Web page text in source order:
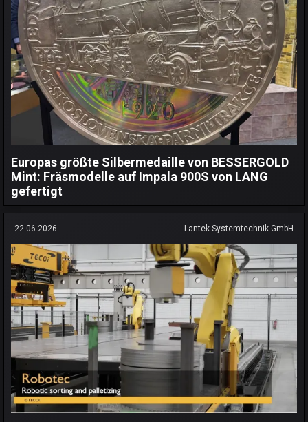
Europas größte Silbermedaille von BESSERGOLD
Mint: Fräsmodelle auf Impala 900S von LANG
gefertigt
22.06.2026 Lantek Systemtechnik GmbH